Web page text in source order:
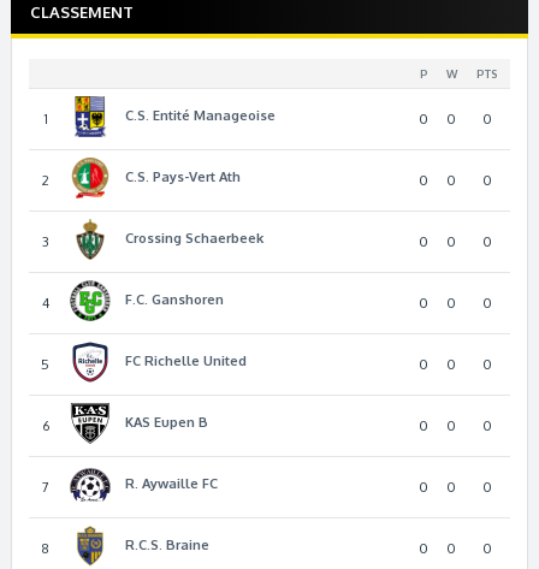
CLASSEMENT
P W PTS
1 C.S. Entité Manageoise 0 0 0
2 C.S. Pays-Vert Ath 0 0 0
3 Crossing Schaerbeek 0 0 0
4 F.C. Ganshoren 0 0 0
5 FC Richelle United 0 0 0
6 KAS Eupen B 0 0 0
7 R. Aywaille FC 0 0 0
8 R.C.S. Braine 0 0 0